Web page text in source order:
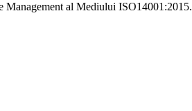
Management al Mediului ISO14001:2015.